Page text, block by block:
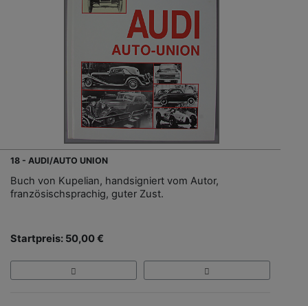
18 - AUDI/AUTO UNION
Buch von Kupelian, handsigniert vom Autor,
französischsprachig, guter Zust.
Startpreis: 50,00 €